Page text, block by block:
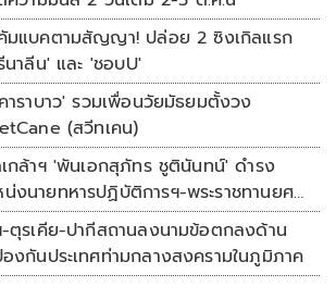
มแบคตามสัญญา! ปล่อย 2 ซิงเกิลแรก
นาลีน' และ 'ชอบU'
ราบาว' รวมเพื่อนวัยมัธยมตั้งวง
(สวีทเคน)
เกล้าฯ 'พันเอกสุภัทร ชูตินันทน์' ดำรง
งนายทหารปฏิบัติการฯ-พระราชทานยศ
'
-ตุรเคีย-ปากีสถานลงนามข้อตกลงด้าน
งกันประเทศท่ามกลางสงครามในภูมิภาค